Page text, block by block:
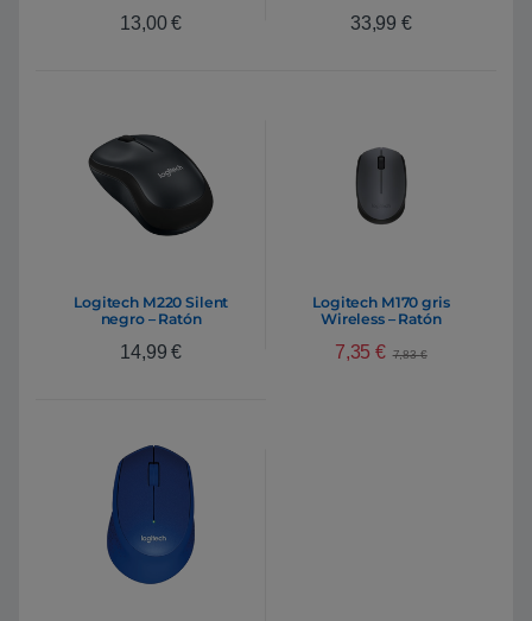
13,00€ 33,99 €
Logitech M220 Silent
negro – Ratón
14,99€
Logitech M170 gris
Wireless – Ratón
7,35€ 7,83€